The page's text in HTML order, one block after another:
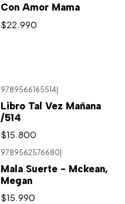
Con Amor Mama
$22.990
9789566165514|
Libro Tal Vez Mañana
/514
$15.800
9789562576680
Mala Suerte - Mckean,
Megan
$15.990